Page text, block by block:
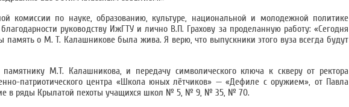
комиссии по науке, образованию, культуре, национальной и молодежной политике
руководству ИжГТУ и лично В.П. Грахову за проделанную работу: «Сегодня
о М. Т. Калашникове была жива. Я верю, что выпускники этого вуза всегда будут
М.Т. Калашникова, и передачу символического ключа к скверу от ректора
патриотического центра «Школа юных лётчиков» — «Дефиле с оружием», от Павла
в ряды Крылатой пехоты учащихся школ № 5, № 9, № 35, № 70.